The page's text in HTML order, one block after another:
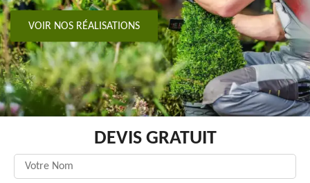
VOIR NOS RÉALISATIONS
DEVIS GRATUIT